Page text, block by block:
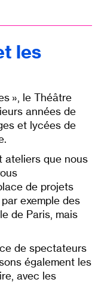
les
», le Théâtre
années de
et lycées de
ateliers que nous
de projets
exemple des
de Paris, mais
de spectateurs
également les
avec les